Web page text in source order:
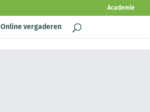
Academie
Online vergaderen